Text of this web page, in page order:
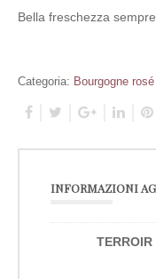
Bella freschezza
Categoria: Bourgogne rosé
INFORMAZIONI
TERROIR